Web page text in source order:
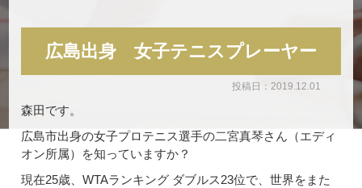
広島出身 女子テニスプレーヤー
投稿日：2019.12.01
森田です。
広島市出身の女子プロテニス選手の二宮真琴さん（エディ
オン所属）を知っていますか？
現在25歳、WTAランキング ダブルス23位で、世界をまた